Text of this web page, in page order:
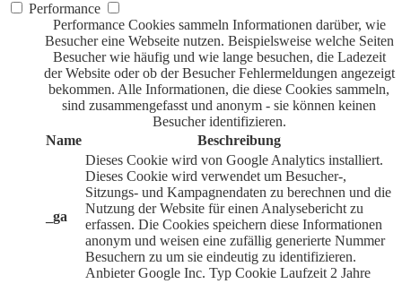
Performance
Performance Cookies sammeln Informationen darüber, wie
Besucher eine Webseite nutzen. Beispielsweise welche Seiten
Besucher wie häufig und wie lange besuchen, die Ladezeit
der Website oder ob der Besucher Fehlermeldungen angezeigt
bekommen. Alle Informationen, die diese Cookies sammeln,
sind zusammengefasst und anonym - sie können keinen
Besucher identifizieren.
Name
Beschreibung
_ga
Dieses Cookie wird von Google Analytics installiert.
Dieses Cookie wird verwendet um Besucher-,
Sitzungs- und Kampagnendaten zu berechnen und die
Nutzung der Website für einen Analysebericht zu
erfassen. Die Cookies speichern diese Informationen
anonym und weisen eine zufällig generierte Nummer
Besuchern zu um sie eindeutig zu identifizieren.
Anbieter Google Inc. Typ Cookie Laufzeit 2 Jahre